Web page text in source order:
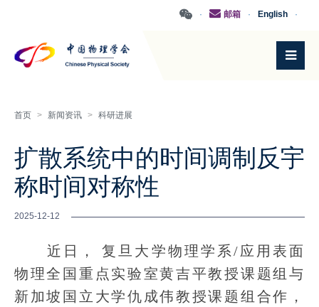
·
English
·
邮箱
·
首页 > 新闻资讯 > 科研进展
扩散系统中的时间调制反宇
称时间对称性
2025-12-12
近日， 复旦大学物理学系/应用表面
物理全国重点实验室黄吉平教授课题组与
新加坡国立大学仇成伟教授课题组合作，